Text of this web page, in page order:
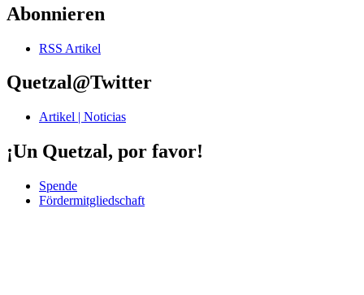
Abonnieren
RSS Artikel
Quetzal@Twitter
Artikel | Noticias
¡Un Quetzal, por favor!
Spende
Fördermitgliedschaft